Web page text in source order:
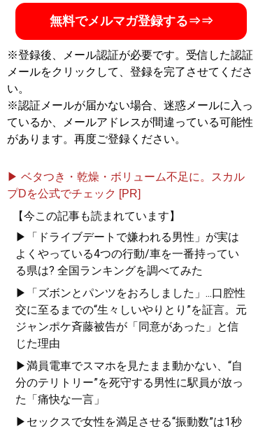
無料でメルマガ登録する⇒⇒
※登録後、メール認証が必要です。受信した認証
メールをクリックして、登録を完了させてくださ
い。
※認証メールが届かない場合、迷惑メールに入っ
ているか、メールアドレスが間違っている可能性
があります。再度ご登録ください。
▶ ベタつき・乾燥・ボリューム不足に。スカル
プDを公式でチェック [PR]
【今この記事も読まれています】
▶「ドライブデートで嫌われる男性」が実は
よくやっている4つの行動/車を一番持ってい
る県は? 全国ランキングを調べてみた
▶「ズボンとパンツをおろしました」...口腔性
交に至るまでの“生々しいやりとり”を証言。元
ジャンポケ斉藤被告が「同意があった」と信
じた理由
▶満員電車でスマホを見たまま動かない、“自
分のテリトリー”を死守する男性に駅員が放っ
た「痛快な一言」
▶セックスで女性を満足させる“振動数”は1秒